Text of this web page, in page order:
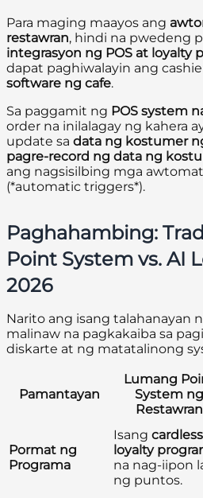
Para maging maayos ang
restawran, hindi na pwedeng
integrasyon ng POS at loyalty
dapat paghiwalayin ang
software ng cafe.
Sa paggamit ng POS system
order na inilalagay ng kahera
update sa data ng kostumer
pagre-record ng data ng
ang nagsisilbing mga
(*automatic triggers*).
Paghahambing:
Point System vs. AI
2026
Narito ang isang talahanayan
malinaw na pagkakaiba sa
diskarte at ng matatalinong
Pamantayan
Lumang
System ng
Restawran
Pormat ng
Programa
Isang cardless
loyalty
na nag-iipon
ng puntos.